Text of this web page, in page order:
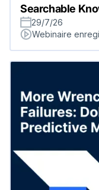
Searchable
29/7/26
Webinaire